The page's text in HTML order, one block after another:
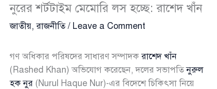
নুরের শর্টটাইম মেমোরি লস হচ্ছে: রাশেদ খাঁন
জাতীয়,রাজনীতি/ Leave a Comment
গণ অধিকার পরিষদের সাধারণ সম্পাদকরাশেদ খাঁন
(Rashed Khan) অভিযোগ করেছেন, দলের সভাপতিনুরুল
হক নুর (Nurul Haque Nur)-এর বিদেশে চিকিৎসা নিয়ে